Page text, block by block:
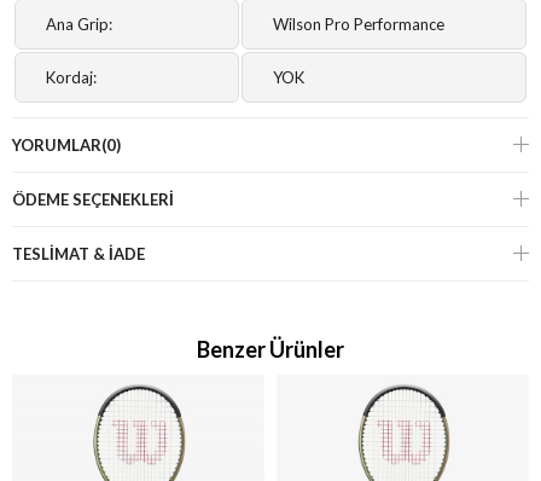
Ana Grip: Wilson Pro Performance
Kordaj: YOK
YORUMLAR(0)
ÖDEME SEÇENEKLERI
TESLİMAT & İADE
Benzer Ürünler